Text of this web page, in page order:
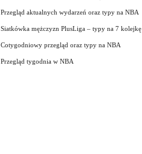
Przegląd aktualnych wydarzeń oraz typy na NBA
Siatkówka mężczyzn PlusLiga – typy na 7 kolejkę
Cotygodniowy przegląd oraz typy na NBA
Przegląd tygodnia w NBA